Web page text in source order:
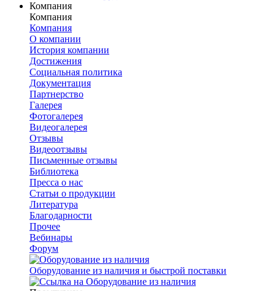
Компания
Компания
Компания
О компании
История компании
Достижения
Социальная политика
Документация
Партнерство
Галерея
Фотогалерея
Видеогалерея
Отзывы
Видеоотзывы
Письменные отзывы
Библиотека
Пресса о нас
Статьи о продукции
Литература
Благодарности
Прочее
Вебинары
Форум
Оборудование из наличия и быстрой поставки